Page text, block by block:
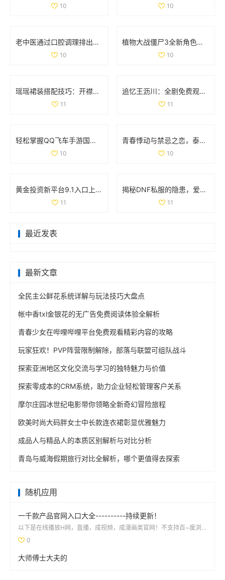
10 10
老中医通过口腔调理排出体内阴毒的方法揭秘
10
植物大战僵尸3全新角色揭秘 異次元之旅精彩不断
10
瑶瑶裙装搭配技巧：开襟开叉裙与鞋子的完美组合
11
追忆王沥川：全剧免费观看引发网友热议与情感共鸣
11
轻松掌握QQ飞车手游国服成绩查询技巧和方法
10
青春悸动与禁忌之恋，泰剧《上瘾》探索爱与欲的复杂关系
10
黄金投资新平台9.1入口上线，尽享财富机会与投资资讯
11
揭秘DNF私服的隐患，爱玩游戏的你该警惕哪些问题
11
最近发表
最新文章
全民主公鲜花系统详解与玩法技巧大盘点
帐中香txl金银花的无广告免费阅读体验全解析
青春少女在哔哩哔哩平台免费观看精彩内容的攻略
玩家狂欢！PVP阵营限制解除，部落与联盟可组队战斗
探索亚洲地区文化交流与学习的独特魅力与价值
探索零成本的CRM系统，助力企业轻松管理客户关系
摩尔庄园冰世纪电影带你领略全新奇幻冒险旅程
欧美时尚大码胖女士中长款连衣裙彰显优雅魅力
成品人与精品人的本质区别解析与对比分析
青岛与威海假期旅行对比全解析，哪个更值得去探索
随机应用
一千款产品官网入口大全----------持续更新！
以下是在线播放H网，直播，成视频，成漫画类官网！不支持百~度浏览器访问，用手机默认浏览器打开：免费看...
0
大师傅士大夫的